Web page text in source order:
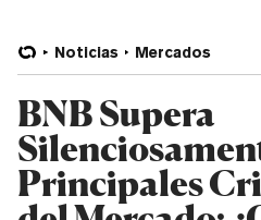
Noticias Mercados
BNB Supera
Principales